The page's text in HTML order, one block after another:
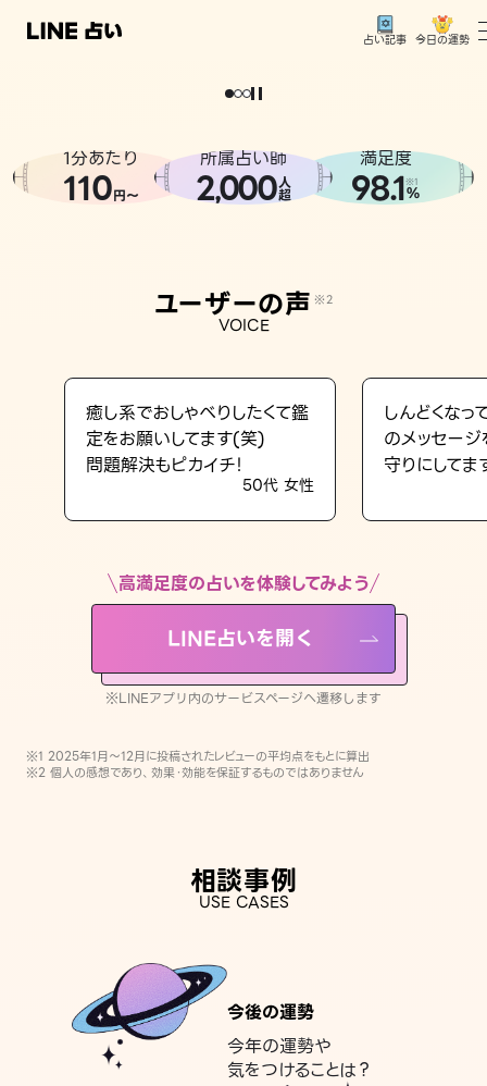
占い記事 今日の運勢
相談事例
占い記事
LINE占いを開く
※LINEアプリ内のサービスページへ遷移します
どうせなら
。
1分あたり
110円〜
所属占い師
2,000人
超
満足度
98.1※1
%
ユーザーの声 ※2
VOICE
癒し系でおしゃべりしたくて鑑
定をお願いしてます(笑)
問題解決もピカイチ！
50代 女性
しんどくなっ
のメッセー
守りにしてま
高満足度の占いを体験してみよう
LINE占いを開く
※LINEアプリ内のサービスページへ遷移します
※1 2025年1月〜12月に投稿されたレビューの平均点をもとに算出
※2 個人の感想であり、効果・効能を保証するものではありません
相談事例
USE CASES
今後の運勢
今年の運勢や
気をつけることは？